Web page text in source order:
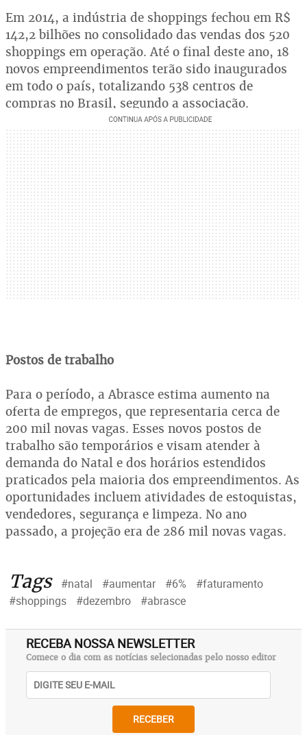
Em 2014, a indústria de shoppings fechou em R$
142,2 bilhões no consolidado das vendas dos 520
shoppings em operação. Até o final deste ano, 18
novos empreendimentos terão sido inaugurados
em todo o país, totalizando 538 centros de
compras no Brasil, segundo a associação.
Postos de trabalho
Para o período, a Abrasce estima aumento na
oferta de empregos, que representaria cerca de
200 mil novas vagas. Esses novos postos de
trabalho são temporários e visam atender à
demanda do Natal e dos horários estendidos
praticados pela maioria dos empreendimentos. As
oportunidades incluem atividades de estoquistas,
vendedores, segurança e limpeza. No ano
passado, a projeção era de 286 mil novas vagas.
Tags #natal #aumentar #6%
#faturamento
#shoppings
#dezembro #abrasce
RECEBA NOSSA NEWSLETTER
Comece o dia com as notícias selecionadas pelo nosso editor
RECEBER